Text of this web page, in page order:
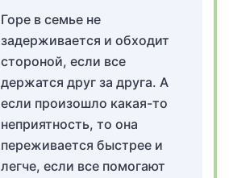
Горе в семье не
задерживается и обходит
стороной, если все
держатся друг за друга. А
если произошло какая-то
неприятность, то она
переживается быстрее и
легче, если все помогают